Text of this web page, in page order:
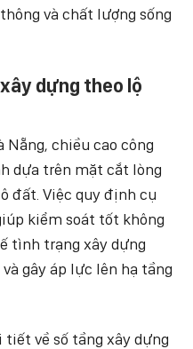
và chất lượng sống
dựng theo lộ
Nẵng, chiều cao công
dựa trên mặt cắt lòng
đất. Việc quy định cụ
kiểm soát tốt không
tình trạng xây dựng
gây áp lực lên hạ tầng
về số tầng xây dựng